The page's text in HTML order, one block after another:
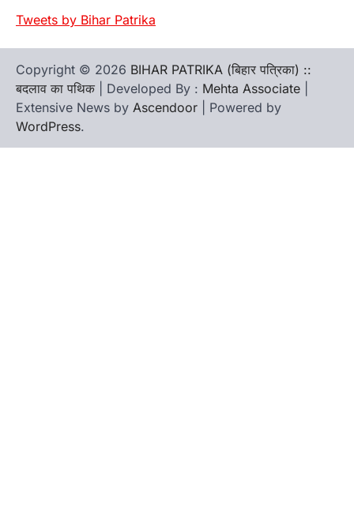
Tweets by Bihar Patrika
Copyright © 2026 BIHAR PATRIKA (बिहार पत्रिका) ::
बदलाव का पथिक | Developed By : Mehta Associate
Extensive News by Ascendoor | Powered by
WordPress.